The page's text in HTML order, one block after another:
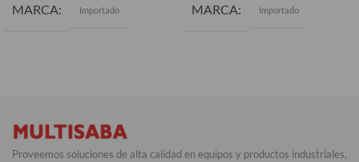
MARCA Importado MARCA Importado
Proveemos soluciones de alta calidad en equipos y productos industriales,